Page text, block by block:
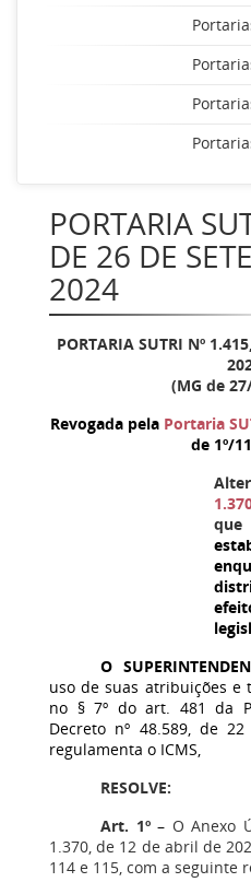
PORTARIA
DE 26 DE
2024
PORTARIA SUTRI Nº 1.415
(MG de
Revogada pela Portaria
de 1º/
O
uso de suas atribuições e
no § 7º do art. 481 da
Decreto nº 48.589, de
regulamenta o ICMS,
RESOLVE:
Art. 1º – O Anexo
1.370, de 12 de abril de
114 e 115, com a seguinte